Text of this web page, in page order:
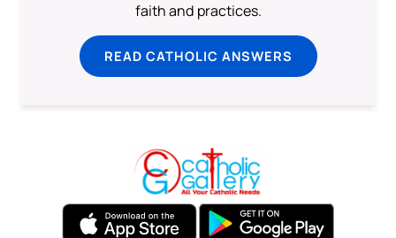
faith and practices.
READ CATHOLIC ANSWERS